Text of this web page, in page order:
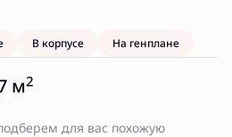
В корпусе На генплане
м2
для вас похожую